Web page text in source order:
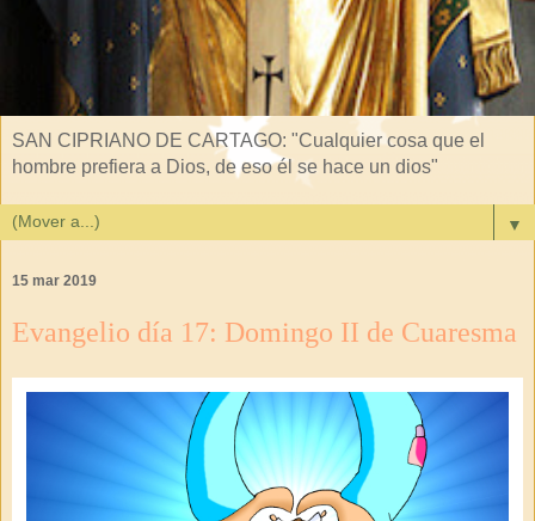
SAN CIPRIANO DE CARTAGO: "Cualquier cosa que el
hombre prefiera a Dios, de eso él se hace un dios"
▼
15 mar 2019
Evangelio día 17: Domingo II de Cuaresma